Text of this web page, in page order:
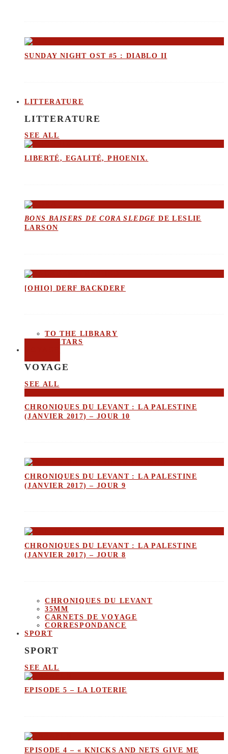
SUNDAY NIGHT OST #5 : DIABLO II
LITTERATURE
LITTERATURE
SEE ALL
LIBERTÉ, EGALITÉ, PHOENIX.
BONS BAISERS DE CORA SLEDGE DE LESLIE
LARSON
[OHIO] DERF BACKDERF
TO THE LIBRARY
50 STARS
VOYAGE
SEE ALL
CHRONIQUES DU LEVANT : LA PALESTINE
(JANVIER 2017) – JOUR 10
CHRONIQUES DU LEVANT : LA PALESTINE
(JANVIER 2017) – JOUR 9
CHRONIQUES DU LEVANT : LA PALESTINE
(JANVIER 2017) – JOUR 8
CHRONIQUES DU LEVANT
35MM
CARNETS DE VOYAGE
CORRESPONDANCE
SPORT
SPORT
SEE ALL
EPISODE 5 – LA LOTERIE
EPISODE 4 – « KNICKS AND NETS GIVE ME